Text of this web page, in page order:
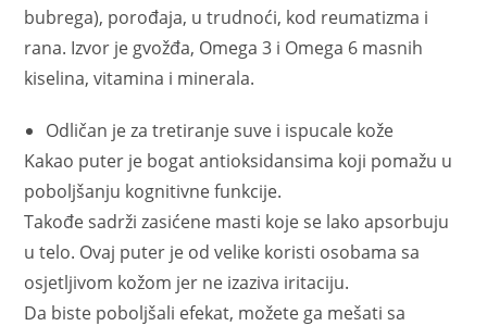
bubrega), porođaja, u trudnoći, kod reumatizma i
rana. Izvor je gvožđa, Omega 3 i Omega 6 masnih
kiselina, vitamina i minerala.
Odličan je za tretiranje suve i ispucale kože
Kakao puter je bogat antioksidansima koji pomažu u
poboljšanju kognitivne funkcije.
Takođe sadrži zasićene masti koje se lako apsorbuju
u telo. Ovaj puter je od velike koristi osobama sa
osjetljivom kožom jer ne izaziva iritaciju.
Da biste poboljšali efekat, možete ga mešati sa